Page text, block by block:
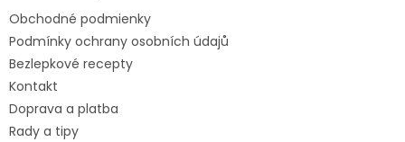
e
Obchodné podmienky
Podmínky ochrany osobních údajů
Bezlepkové recepty
Kontakt
Doprava a platba
Rady a tipy